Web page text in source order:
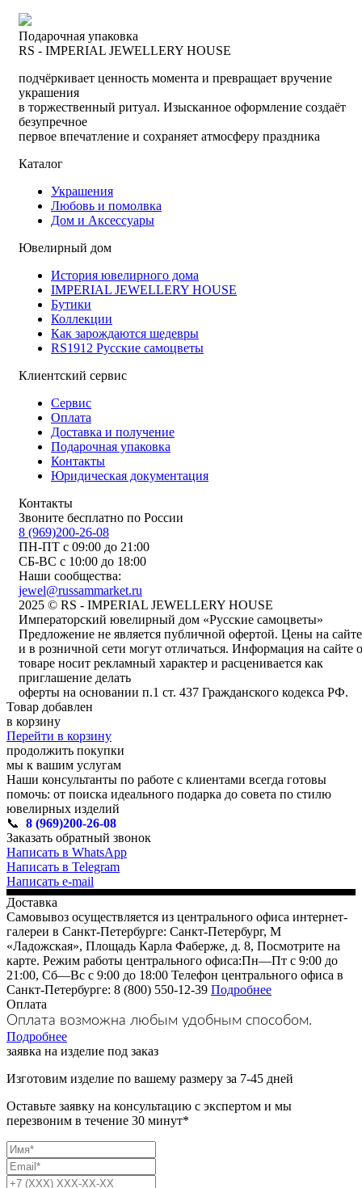
Подарочная упаковка
RS - IMPERIAL JEWELLERY HOUSE
подчёркивает ценность момента и превращает вручение
украшения
в торжественный ритуал. Изысканное оформление создаёт
безупречное
первое впечатление и сохраняет атмосферу праздника
Каталог
Украшения
Любовь и помолвка
Дом и Аксессуары
Ювелирный дом
История ювелирного дома
IMPERIAL JEWELLERY HOUSE
Бутики
Коллекции
Как зарождаются шедевры
RS1912 Русские самоцветы
Клиентский сервис
Сервис
Оплата
Доставка и получение
Подарочная упаковка
Контакты
Юридическая документация
Контакты
Звоните бесплатно по России
8 (969)200-26-08
ПН-ПТ с 09:00 до 21:00
СБ-ВС с 10:00 до 18:00
Наши сообщества:
jewel@russammarket.ru
2025 © RS - IMPERIAL JEWELLERY HOUSE
Императорский ювелирный дом «Русские самоцветы»
Предложение не является публичной офертой. Цены на сайте
и в розничной сети могут отличаться. Информация на сайте о
товаре носит рекламный характер и расценивается как
приглашение делать
оферты на основании п.1 ст. 437 Гражданского кодекса РФ.
Товар добавлен
в корзину
Перейти в корзину
продолжить покупки
мы к вашим услугам
Наши консультанты по работе с клиентами всегда готовы
помочь: от поиска идеального подарка до совета по стилю
ювелирных изделий
📞 8 (969)200-26-08
Заказать обратный звонок
Написать в WhatsApp
Написать в Telegram
Написать e-mail
Доставка
Самовывоз осуществляется из центрального офиса интернет-
галереи в Санкт-Петербурге: Санкт-Петербург, М
«Ладожская», Площадь Карла Фаберже, д. 8, Посмотрите на
карте. Режим работы центрального офиса:Пн—Пт с 9:00 до
21:00, Сб—Вс с 9:00 до 18:00 Телефон центрального офиса в
Санкт-Петербурге: 8 (800) 550-12-39 Подробнее
Оплата
Оплата возможна любым удобным способом.
Подробнее
заявка на изделие под заказ
Изготовим изделие по вашему размеру за 7-45 дней
Оставьте заявку на консультацию с экспертом и мы
перезвоним в течение 30 минут*